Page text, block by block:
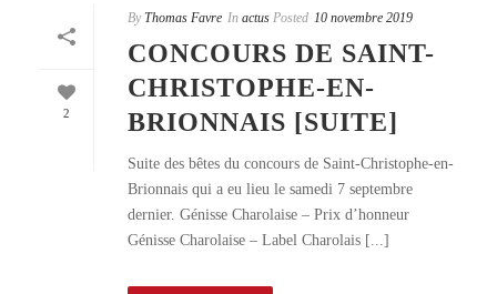
2
ByThomas Favre In actus Posted 10 novembre 2019
CONCOURS DE SAINT-
CHRISTOPHE-EN-
BRIONNAIS [SUITE]
Suite des bêtes du concours de Saint-Christophe-en-
Brionnais qui a eu lieu le samedi 7 septembre
dernier. Génisse Charolaise – Prix d’honneur
Génisse Charolaise – Label Charolais [...]